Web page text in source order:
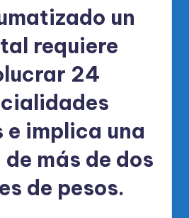
un
requiere
24
e implica una
más de dos
de pesos.